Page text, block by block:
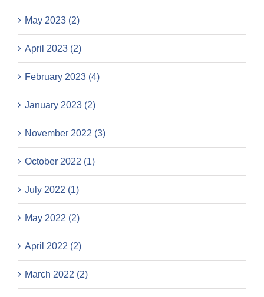
May 2023 (2)
April 2023 (2)
February 2023 (4)
January 2023 (2)
November 2022 (3)
October 2022 (1)
July 2022 (1)
May 2022 (2)
April 2022 (2)
March 2022 (2)